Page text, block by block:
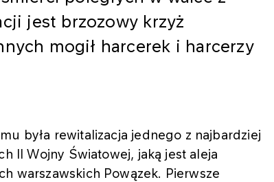
jest brzozowy krzyż
mogił harcerek i harcerzy
była rewitalizacja jednego z najbardziej
II Wojny Światowej, jaką jest aleja
warszawskich Powązek. Pierwsze